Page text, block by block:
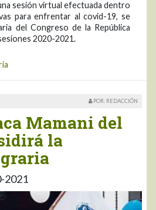
sesión virtual efectuada dentro
para enfrentar al covid-19, se
del Congreso de la República
2020-2021.
POR: REDACCIÓN
Mamani del
la
2021